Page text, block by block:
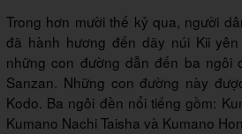
Trong hơn mười thế kỷ qua, người
đã hành hương đến dãy núi Kii
những con đường dẫn đến ba ngôi
Sanzan. Những con đường này
Kodo. Ba ngôi đền nổi tiếng gồm:
Kumano Nachi Taisha và Kumano